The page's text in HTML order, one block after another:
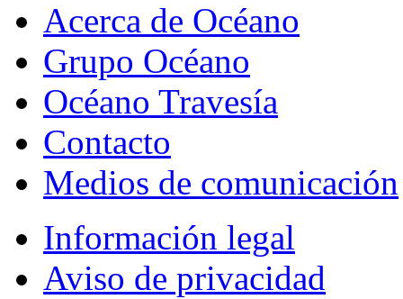
Acerca de Océano
Grupo Océano
Océano Travesía
Contacto
Medios de comunicación
Información legal
Aviso de privacidad